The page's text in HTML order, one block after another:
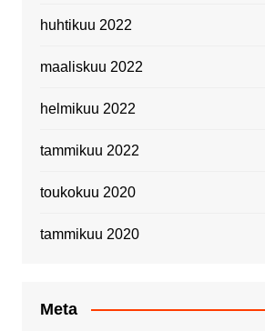
huhtikuu 2022
maaliskuu 2022
helmikuu 2022
tammikuu 2022
toukokuu 2020
tammikuu 2020
Meta